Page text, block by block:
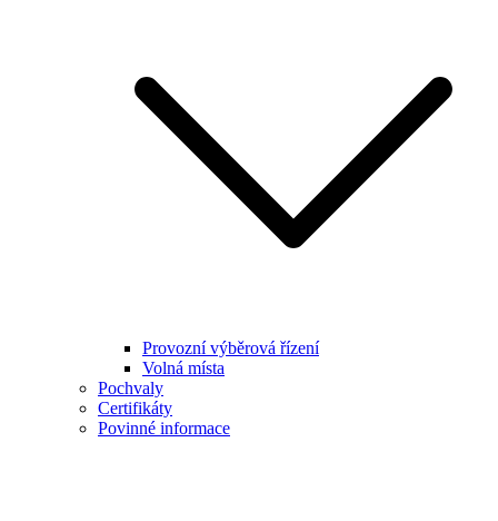
Provozní výběrová řízení
Volná místa
Pochvaly
Certifikáty
Povinné informace